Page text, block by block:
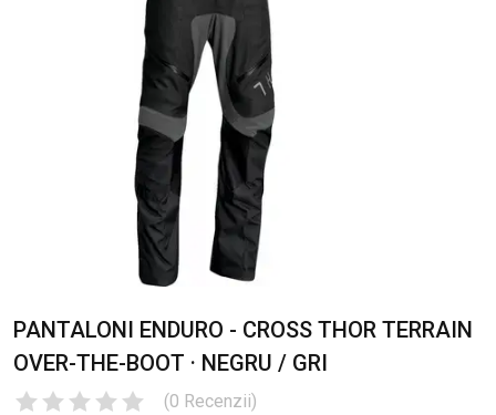
PANTALONI ENDURO - CROSS THOR TERRAIN
OVER-THE-BOOT · NEGRU / GRI
(0 Recenzii)